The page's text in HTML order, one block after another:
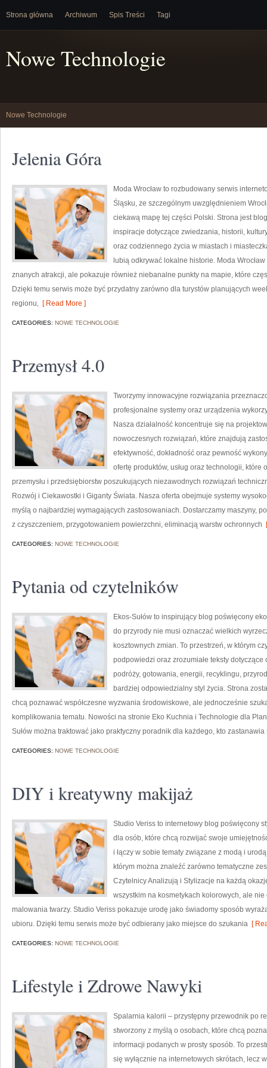
Strona główna Archiwum Spis Treści Tagi
Nowe Technologie
Nowe Technologie
Jelenia Góra
Moda Wrocław to rozbudowany serwis
Śląsku, ze szczególnym uwzględnieniem
ciekawą mapę tej części Polski. Strona jest
inspiracje dotyczące zwiedzania, historii,
oraz codziennego życia w miastach i
lubią odkrywać lokalne historie. Moda
znanych atrakcji, ale pokazuje również niebanalne punkty na mapie, które
Dzięki temu serwis może być przydatny zarówno dla turystów planujących
regionu, [ Read More ]
CATEGORIES: NOWE TECHNOLOGIE
Przemysł 4.0
Tworzymy innowacyjne rozwiązania
profesjonalne systemy oraz urządzenia
Nasza działalność koncentruje się na
nowoczesnych rozwiązań, które znajdują
efektywność, dokładność oraz pewność
ofertę produktów, usług oraz technologii,
przemysłu i przedsiębiorstw poszukujących niezawodnych rozwiązań
Rozwój i Ciekawostki i Giganty Świata. Nasza oferta obejmuje systemy
myślą o najbardziej wymagających zastosowaniach. Dostarczamy maszyny,
z czyszczeniem, przygotowaniem powierzchni, eliminacją warstw ochronnych
CATEGORIES: NOWE TECHNOLOGIE
Pytania od czytelników
Ekos-Sułów to inspirujący blog poświęcony
do przyrody nie musi oznaczać wielkich
kosztownych zmian. To przestrzeń, w którym
podpowiedzi oraz zrozumiałe teksty
podróży, gotowania, energii, recyklingu,
bardziej odpowiedzialny styl życia. Strona
chcą poznawać współczesne wyzwania środowiskowe, ale jednocześnie
komplikowania tematu. Nowości na stronie Eko Kuchnia i Technologie dla
Sułów można traktować jako praktyczny poradnik dla każdego, kto zastanawia
CATEGORIES: NOWE TECHNOLOGIE
DIY i kreatywny makijaż
Studio Veriss to internetowy blog poświęcony
dla osób, które chcą rozwijać swoje
i łączy w sobie tematy związane z modą i
którym można znaleźć zarówno tematyczne
Czytelnicy Analizują i Stylizacje na każdą
wszystkim na kosmetykach kolorowych, ale
malowania twarzy. Studio Veriss pokazuje urodę jako świadomy sposób
ubioru. Dzięki temu serwis może być odbierany jako miejsce do szukania [
CATEGORIES: NOWE TECHNOLOGIE
Lifestyle i Zdrowe Nawyki
Spalarnia kalorii – przystępny przewodnik po
stworzony z myślą o osobach, które chcą
informacji podanych w prosty sposób. To
się wyłącznie na internetowych skrótach, lecz